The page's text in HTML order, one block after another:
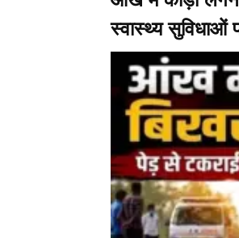
स्वास्थ्य सुविधाओं